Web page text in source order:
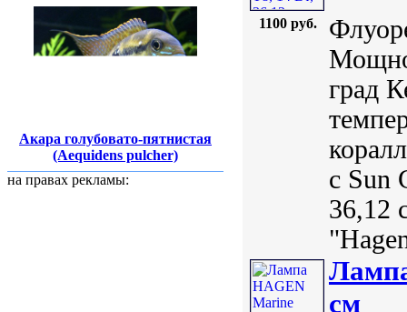
Акара голубовато-пятнистая
(Aequidens pulcher)
на правах рекламы:
1100 руб.
град
с Sun
36,12
см